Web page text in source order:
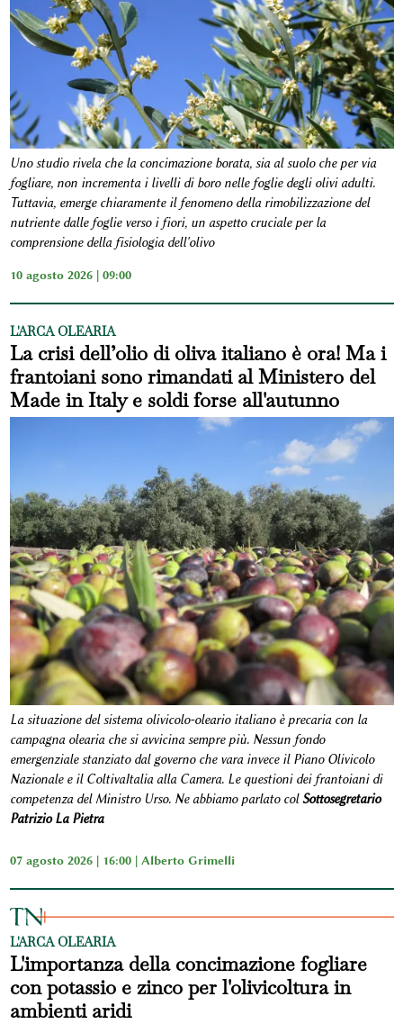
Uno studio rivela che la concimazione borata, sia al suolo che per via
fogliare, non incrementa i livelli di boro nelle foglie degli olivi adulti.
Tuttavia, emerge chiaramente il fenomeno della rimobilizzazione del
nutriente dalle foglie verso i fiori, un aspetto cruciale per la
comprensione della fisiologia dell'olivo
10 agosto 2026 | 09:00
L'ARCA OLEARIA
La crisi dell’olio di oliva italiano è ora! Ma i
frantoiani sono rimandati al Ministero del
Made in Italy e soldi forse all'autunno
La situazione del sistema olivicolo-oleario italiano è precaria con la
campagna olearia che si avvicina sempre più. Nessun fondo
emergenziale stanziato dal governo che vara invece il Piano Olivicolo
Nazionale e il ColtivaItalia alla Camera. Le questioni dei frantoiani di
competenza del Ministro Urso. Ne abbiamo parlato colSottosegretario
Patrizio La Pietra
07 agosto 2026 | 16:00 | Alberto Grimelli
L'ARCA OLEARIA
L'importanza della concimazione fogliare
con potassio e zinco per l'olivicoltura in
ambienti aridi